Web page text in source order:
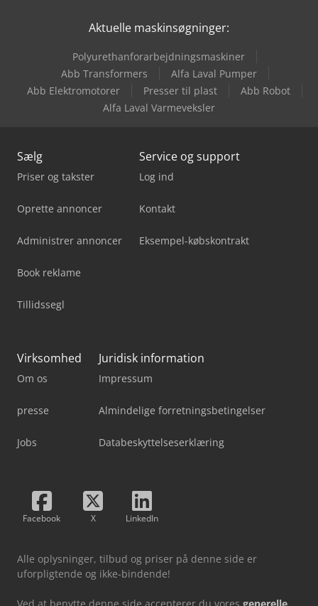
Linde T20Sp
Linde W20
Aktuelle maskinsøgninger:
Polyurethanforarbejdningsmaskiner
Abb Transformers
Alfa Laval Pumper
Abb Elektromotorer
Presser til plast
Abb Robot
Alfa Laval Varmeveksler
Sælg
Priser og takster
Oprette annoncer
Administrer annoncer
Book reklame
Tillidssegl
Service og support
Log ind
Kontakt
Eksempel-købskontrakt
Virksomhed
Om os
presse
Jobs
Juridisk information
Impressum
Almindelige forretningsbetingelser
Databeskyttelseserklæring
Facebook X LinkedIn
Alle oplysninger, tilbud og priser på denne side er
uforpligtende og ikke-bindende!